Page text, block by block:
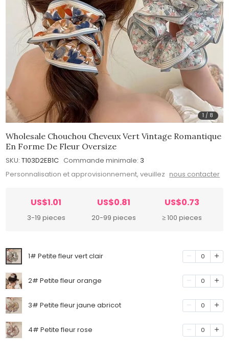
1 / 8
Wholesale Chouchou Cheveux Vert Vintage Romantique
En Forme De Fleur Oversize
SKU: T103D2EB1C Commande minimale: 3
Personnalisation et approvisionnement, veuillez nous contacter
US$1.01
3-19 pieces
US$0.81
20-99 pieces
US$0.73
≥ 100 pieces
1# Petite fleur vert clair 0
2# Petite fleur orange 0
3# Petite fleur jaune abricot 0
4# Petite fleur rose 0